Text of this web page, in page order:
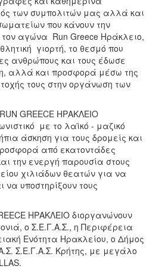
των συμπολιτών μας αλλά και
που κάνουν την
αγώνα Run Greece Ηράκλειο,
γιορτή, το θεσμό που
ανθρώπους και τους έδωσε
αλλά και προσφορά μέσω της
τους στην οργάνωση των
GREECE ΗΡΑΚΛΕΙΟ
με το λαϊκό - μαζικό
άσκηση για τους δρομείς και
από εκατοντάδες
την ενεργή παρουσία στους
χιλιάδων θεατών για να
να υποστηρίξουν τους
ΗΡΑΚΛΕΙΟ διοργανώνουν
ο Σ.Ε.Γ.Α.Σ., η Περιφέρεια
Ενότητα Ηρακλείου, ο Δήμος
Σ.Ε.Γ.Α.Σ. Κρήτης, με μεγάλο